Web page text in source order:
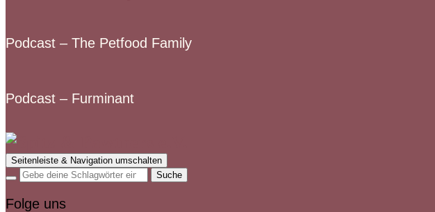
Podcast – The Petfood Family
Podcast – Furminant
Seitenleiste & Navigation umschalten
Folge uns